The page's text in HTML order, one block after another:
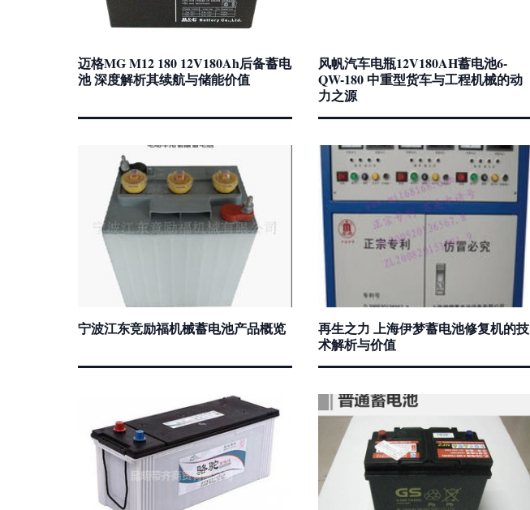
迈格MG M12 180 12V180Ah后备蓄电
池 深度解析其续航与储能价值
风帆汽车电瓶12V180AH蓄电池6-
QW-180 中重型货车与工程机械的动
力之源
宁波江东竞励福机械蓄电池产品概览
再生之力 上海伊梦蓄电池修复机的技
术解析与价值